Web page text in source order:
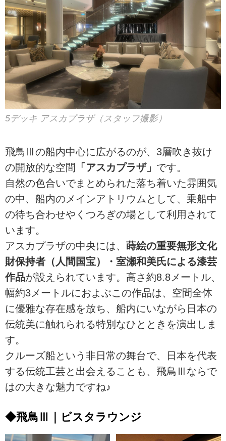
5デッキ アスカプラザ（スタッフ撮影）
飛鳥Ⅲの船内中心に広がるのが、3層吹き抜け
の開放的な空間 「アスカプラザ」 です。
自然の色合いでまとめられた落ち着いた雰囲気
の中、船内のメインアトリウムとして、乗船中
の待ち合わせやくつろぎの場として利用されて
います。
アスカプラザの中央には、 蒔絵の重要無形文化
財保持者（人間国宝）・室瀬和美氏による漆芸
作品が設えられています。高さ約8.8メートル、
幅約3メートルにおよぶこの作品は、空間全体
に優雅な存在感を放ち、船内にいながら日本の
伝統美に触れられる特別なひとときを演出しま
す。
クルーズ船という非日常の舞台で、日本を代表
する伝統工芸と出会えることも、飛鳥Ⅲならで
はの大きな魅力ですね♪
◆飛鳥Ⅲ｜ビスタラウンジ